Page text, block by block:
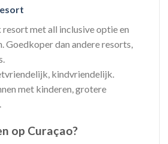
met all inclusive optie en
Goedkoper dan andere resorts,
kindvriendelijk.
met kinderen, grotere
op Curaçao?